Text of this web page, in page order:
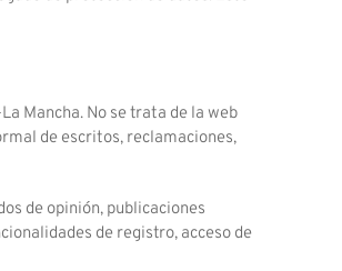
Mancha. No se trata de la web
de escritos, reclamaciones,
de opinión, publicaciones
de registro, acceso de